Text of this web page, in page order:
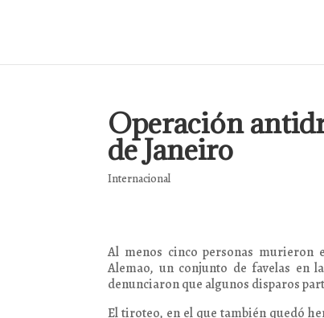
Operación
de Janeiro
Internacional
Al menos cinco personas murieron
Alemao, un conjunto de favelas en
denunciaron que algunos disparos
El tiroteo, en el que también quedó